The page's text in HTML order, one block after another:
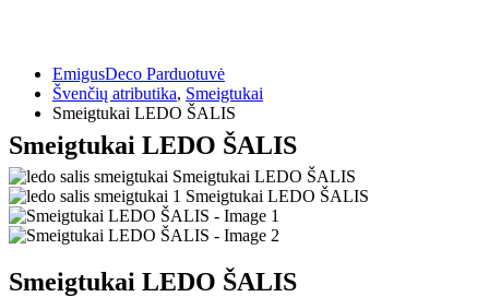
EmigusDeco Parduotuvė
Švenčių atributika, Smeigtukai
Smeigtukai LEDO ŠALIS
Smeigtukai LEDO ŠALIS
Smeigtukai LEDO ŠALIS